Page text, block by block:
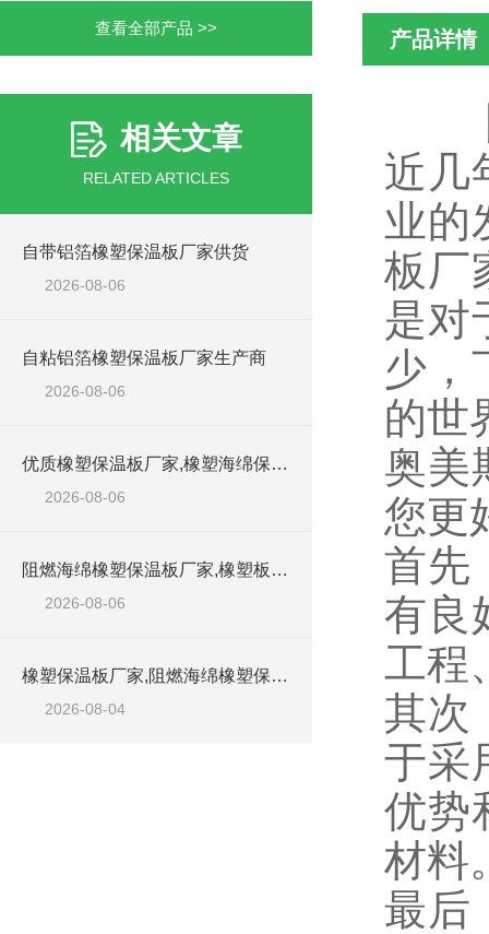
查看全部产品 >>
相关文章
RELATED ARTICLES
自带铝箔橡塑保温板厂家供货
2026-08-06
自粘铝箔橡塑保温板厂家生产商
2026-08-06
优质橡塑保温板厂家,橡塑海绵保温材料供货商
2026-08-06
阻燃海绵橡塑保温板厂家,橡塑板厂家销售点
2026-08-06
橡塑保温板厂家,阻燃海绵橡塑保温板厂家出售
2026-08-04
产品详情
近几
业的
板厂
是对
少，
的世
奥美
您更
首先
有良
工程
其次
于采
优势
材料
最后